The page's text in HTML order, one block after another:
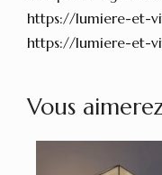
https://lumiere-et-
https://lumiere-et-
Vous